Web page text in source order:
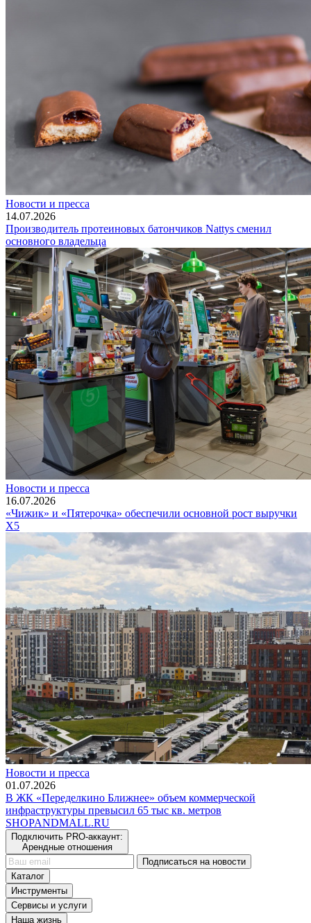
Новости и пресса
14.07.2026
Производитель протеиновых батончиков Nattys сменил
основного владельца
Новости и пресса
16.07.2026
«Чижик» и «Пятерочка» обеспечили основной рост выручки
X5
Новости и пресса
01.07.2026
В ЖК «Переделкино Ближнее» объем коммерческой
инфраструктуры превысил 65 тыс кв. метров
SHOPANDMALL.RU
Подключить PRO-аккаунт:
Арендные отношения
Подписаться на новости
Каталог
Инструменты
Сервисы и услуги
Наша жизнь